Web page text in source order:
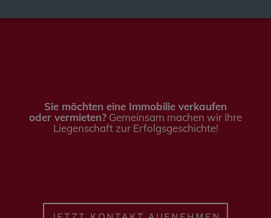
Sie möchten eine Immobilie verkaufen
oder vermieten? Gemeinsam machen wir Ihre
Liegenschaft zur Erfolgsgeschichte!